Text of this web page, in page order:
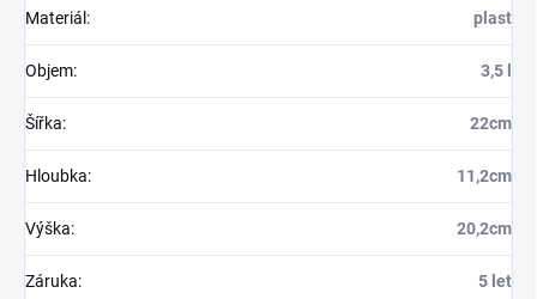
Materiál : plast
Objem: 3,5 l
Šířka: 22cm
Hloubka: 11,2cm
Výška: 20,2cm
Záruka: 5 let